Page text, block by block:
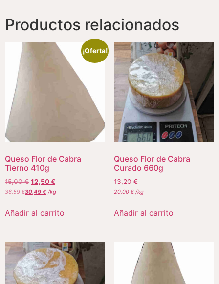
Productos relacionados
¡Oferta!
Queso Flor de Cabra
Tierno 410g
15,00€ 12,50€
36,59€30,49 € /kg
Añadir al carrito
Queso Flor de Cabra
Curado 660g
13,20 €
20,00 € /kg
Añadir al carrito